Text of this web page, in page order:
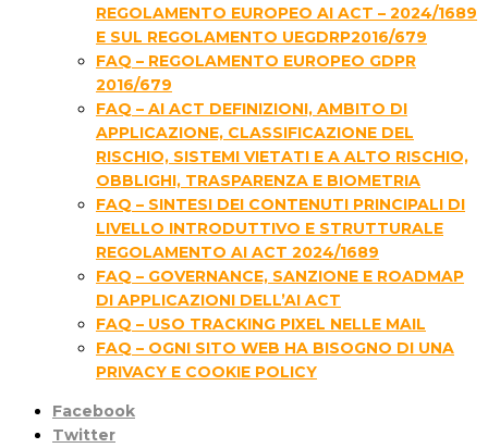
REGOLAMENTO EUROPEO AI ACT – 2024/1689
E SUL REGOLAMENTO UEGDRP2016/679
FAQ – REGOLAMENTO EUROPEO GDPR
2016/679
FAQ – AI ACT DEFINIZIONI, AMBITO DI
APPLICAZIONE, CLASSIFICAZIONE DEL
RISCHIO, SISTEMI VIETATI E A ALTO RISCHIO,
OBBLIGHI, TRASPARENZA E BIOMETRIA
FAQ – SINTESI DEI CONTENUTI PRINCIPALI DI
LIVELLO INTRODUTTIVO E STRUTTURALE
REGOLAMENTO AI ACT 2024/1689
FAQ – GOVERNANCE, SANZIONE E ROADMAP
DI APPLICAZIONI DELL’AI ACT
FAQ – USO TRACKING PIXEL NELLE MAIL
FAQ – OGNI SITO WEB HA BISOGNO DI UNA
PRIVACY E COOKIE POLICY
Facebook
Twitter